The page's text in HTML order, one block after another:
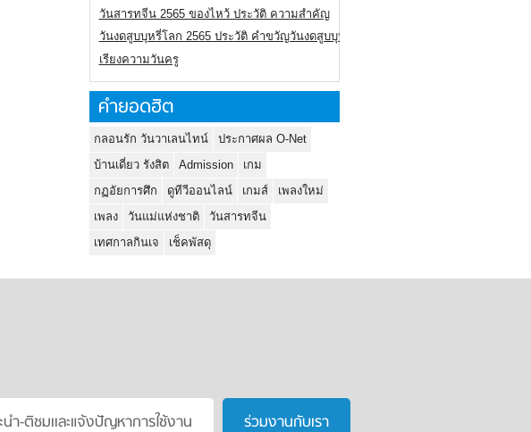
วันสารทจีน 2565 ของไหว้ ประวัติ ความสำคัญ
วันงดสูบบุหรี่โลก 2565 ประวัติ คำขวัญวันงดสูบบุหรี่โลก
เรียงความวันครู
คำยอดฮิต
กลอนรัก วันวาเลนไทน์
ประกาศผล O-Net
บ้านเดี่ยว รังสิต
Admission
เกม
กฏอัยการศึก
ดูทีวีออนไลน์ เกมส์
เพลงใหม่
เพลง
วันแม่แห่งชาติ
วันสารทจีน
เทศกาลกินเจ
เช็คพัสดุ
นำ-ติชมเเละแจ้งปัญหาการใช้งาน ร่วมงานกับเรา